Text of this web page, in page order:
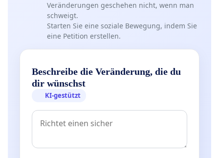
Veränderungen geschehen nicht, wenn man
schweigt.
Starten Sie eine soziale Bewegung, indem Sie
eine Petition erstellen.
Beschreibe die Veränderung, die du
dir wünschst
KI-gestützt